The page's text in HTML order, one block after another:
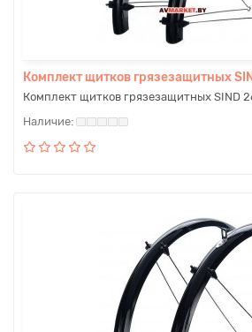
Комплект щитков грязезащитных
Комплект щитков грязезащитных SIND